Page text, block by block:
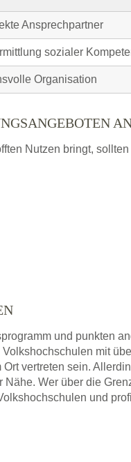
Ansprechpartner
sozialer
Organisation
Nutzen bringt,
und punkten
mit
vertreten sein.
Wer über die
und